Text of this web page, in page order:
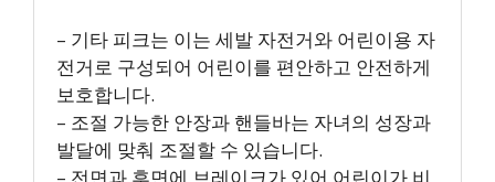
– 기타 피크는 이는 세발 자전거와 어린이용 자
전거로 구성되어 어린이를 편안하고 안전하게
보호합니다.
– 조절 가능한 안장과 핸들바는 자녀의 성장과
발달에 맞춰 조절할 수 있습니다.